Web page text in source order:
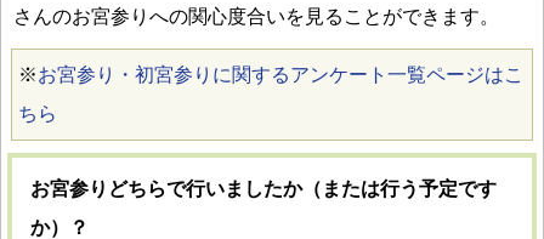
さんのお宮参りへの関心度合いを見ることができます。
※お宮参り・初宮参りに関するアンケート一覧ページはこ
ちら
お宮参りどちらで行いましたか（または行う予定です
か）？